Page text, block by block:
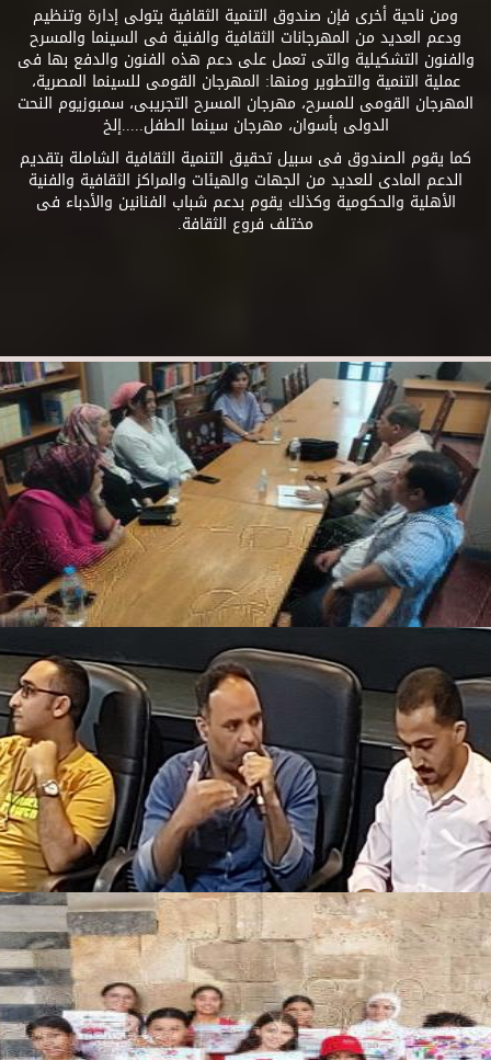
ومن ناحية أخرى فإن صندوق التنمية الثقافية يتولى إدارة وتنظيم
ودعم العديد من المهرجانات الثقافية والفنية فى السينما والمسرح
والفنون التشكيلية والتى تعمل على دعم هذه الفنون والدفع بها فى
عملية التنمية والتطوير ومنها: المهرجان القومى للسينما المصرية،
المهرجان القومى للمسرح، مهرجان المسرح التجريبى، سمبوزيوم النحت
الدولى بأسوان، مهرجان سينما الطفل.....إلخ
كما يقوم الصندوق فى سبيل تحقيق التنمية الثقافية الشاملة بتقديم
الدعم المادى للعديد من الجهات والهيئات والمراكز الثقافية والفنية
الأهلية والحكومية وكذلك يقوم بدعم شباب الفنانين والأدباء فى
مختلف فروع الثقافة.